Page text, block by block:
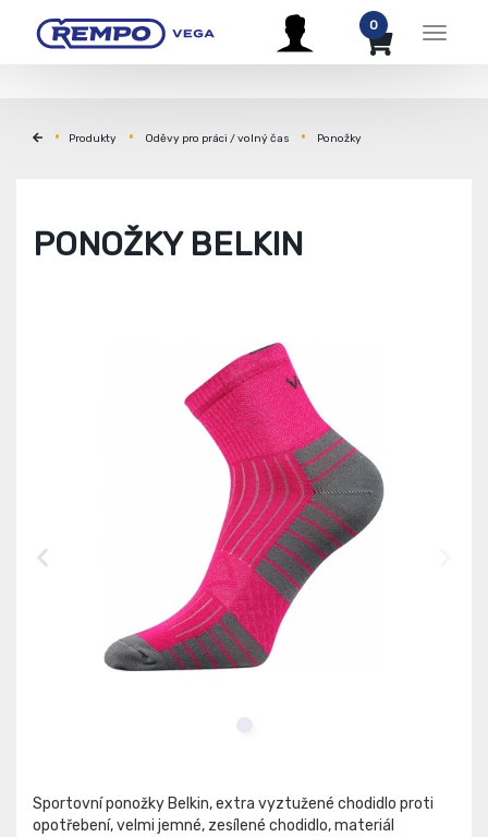
Menu
0
Produkty Oděvy pro práci / volný čas Ponožky
PONOŽKY BELKIN
Sportovní ponožky Belkin, extra vyztužené chodidlo proti
opotřebení, velmi jemné, zesílené chodidlo, materiál